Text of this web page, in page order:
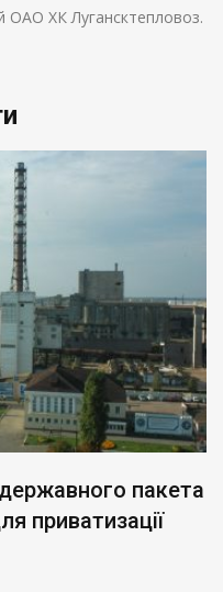
ОАО ХК Лугансктепловоз.
пакета
приватизації